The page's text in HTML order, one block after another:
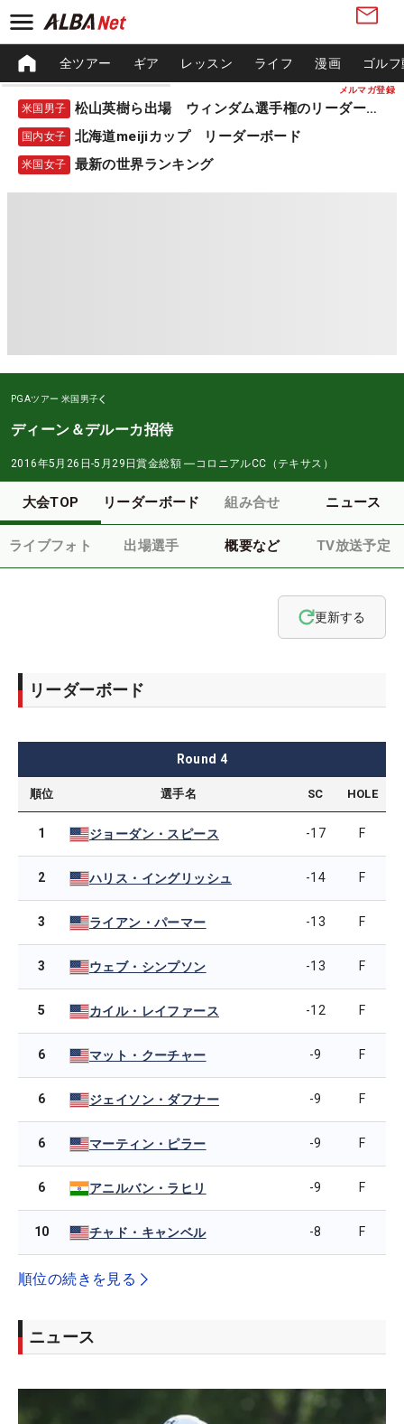
メルマガ登録
全ツアー ギア レッスン ライフ 漫画 ゴル
米国男子 松山英樹ら出場 ウィンダム選手権のリーダーボード
国内女子 北海道meijiカップ リーダーボード
米国女子 最新の世界ランキング
PGAツアー 米国男子
ディーン＆デルーカ招待
2016年5月26日-5月29日賞金総額 ―コロニアルCC（テキサス）
大会TOP リーダーボード 組み合せ ニュース
ライブフォト 出場選手 概要など TV放送予定
更新する
リーダーボード
Round 4
順位 選手名 SC HOLE
1 ジョーダン・スピース -17 F
2 ハリス・イングリッシュ -14 F
3 ライアン・パーマー -13 F
3 ウェブ・シンプソン -13 F
5 カイル・レイファース -12 F
6 マット・クーチャー -9 F
6 ジェイソン・ダフナー -9 F
6 マーティン・ピラー -9 F
6 アニルバン・ラヒリ -9 F
10 チャド・キャンベル -8 F
順位の続きを見る
ニュース